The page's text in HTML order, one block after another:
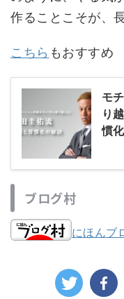
作ることこそが、
こちら もおすすめ
モ
り
慣
ブログ村
にほんブ